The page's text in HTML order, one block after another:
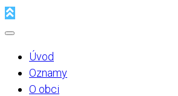
Úvod
Oznamy
O obci